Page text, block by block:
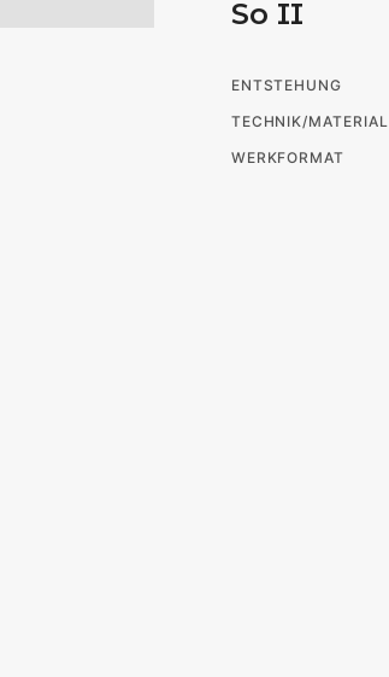
So II
ENTSTEHUNG
TECHNIK/MATERIAL
WERKFORMAT